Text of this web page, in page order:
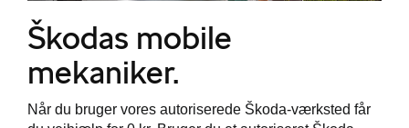
Škodas mobile
mekaniker.
Når du bruger vores autoriserede Škoda-værksted får